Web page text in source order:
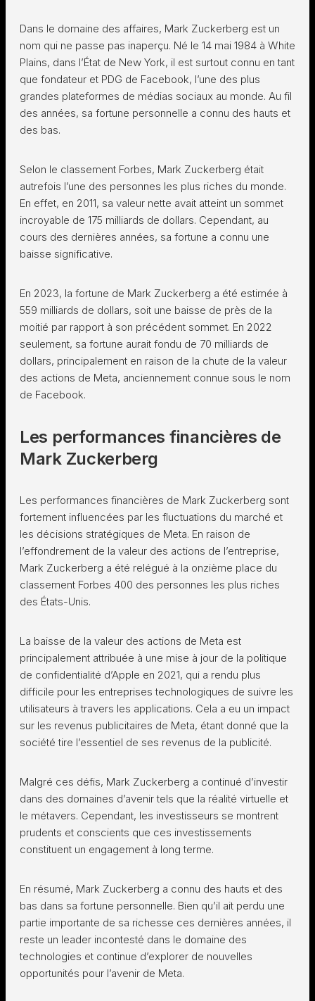
Dans le domaine des affaires, Mark Zuckerberg est un
nom qui ne passe pas inaperçu. Né le 14 mai 1984 à White
Plains, dans l’État de New York, il est surtout connu en tant
que fondateur et PDG de Facebook, l’une des plus
grandes plateformes de médias sociaux au monde. Au fil
des années, sa fortune personnelle a connu des hauts et
des bas.
Selon le classement Forbes, Mark Zuckerberg était
autrefois l’une des personnes les plus riches du monde.
En effet, en 2011, sa valeur nette avait atteint un sommet
incroyable de 175 milliards de dollars. Cependant, au
cours des dernières années, sa fortune a connu une
baisse significative.
En 2023, la fortune de Mark Zuckerberg a été estimée à
559 milliards de dollars, soit une baisse de près de la
moitié par rapport à son précédent sommet. En 2022
seulement, sa fortune aurait fondu de 70 milliards de
dollars, principalement en raison de la chute de la valeur
des actions de Meta, anciennement connue sous le nom
de Facebook.
Les performances financières de
Mark Zuckerberg
Les performances financières de Mark Zuckerberg sont
fortement influencées par les fluctuations du marché et
les décisions stratégiques de Meta. En raison de
l’effondrement de la valeur des actions de l’entreprise,
Mark Zuckerberg a été relégué à la onzième place du
classement Forbes 400 des personnes les plus riches
des États-Unis.
La baisse de la valeur des actions de Meta est
principalement attribuée à une mise à jour de la politique
de confidentialité d’Apple en 2021, qui a rendu plus
difficile pour les entreprises technologiques de suivre les
utilisateurs à travers les applications. Cela a eu un impact
sur les revenus publicitaires de Meta, étant donné que la
société tire l’essentiel de ses revenus de la publicité.
Malgré ces défis, Mark Zuckerberg a continué d’investir
dans des domaines d’avenir tels que la réalité virtuelle et
le métavers. Cependant, les investisseurs se montrent
prudents et conscients que ces investissements
constituent un engagement à long terme.
En résumé, Mark Zuckerberg a connu des hauts et des
bas dans sa fortune personnelle. Bien qu’il ait perdu une
partie importante de sa richesse ces dernières années, il
reste un leader incontesté dans le domaine des
technologies et continue d’explorer de nouvelles
opportunités pour l’avenir de Meta.